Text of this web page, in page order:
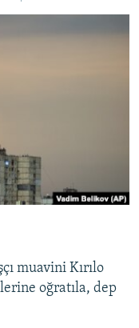
muavini Kırılo
oğratıla, dep